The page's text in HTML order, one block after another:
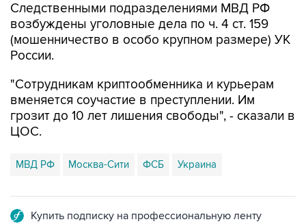
Следственными подразделениями МВД РФ
возбуждены уголовные дела по ч. 4 ст. 159
(мошенничество в особо крупном размере) УК
России.
"Сотрудникам криптообменника и курьерам
вменяется соучастие в преступлении. Им
грозит до 10 лет лишения свободы", - сказали в
ЦОС.
МВД РФ Москва-Сити ФСБ Украина
Купить подписку на профессиональную ленту